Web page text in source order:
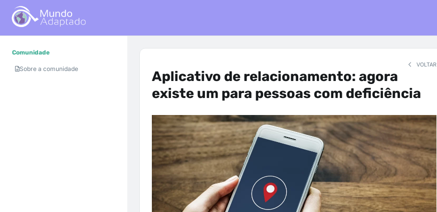
Comunidade
Sobre a comunidade
VOLTAR
Aplicativo de relacionamento: agora
existe um para pessoas com deficiência